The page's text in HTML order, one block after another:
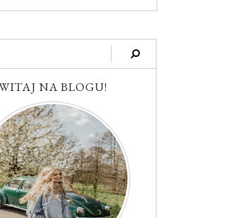
NA BLOGU!